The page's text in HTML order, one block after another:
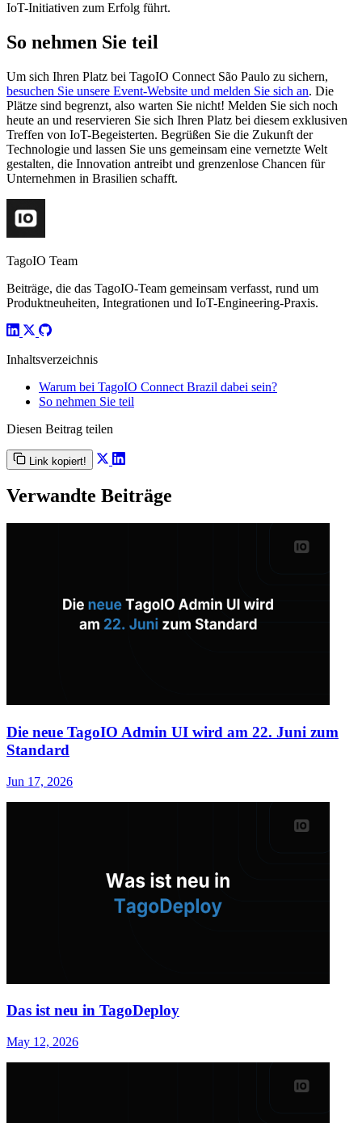
IoT-Initiativen zum Erfolg führt.
So nehmen Sie teil
Um sich Ihren Platz bei TagoIO Connect São Paulo zu sichern,
besuchen Sie unsere Event-Website und melden Sie sich an. Die
Plätze sind begrenzt, also warten Sie nicht! Melden Sie sich noch
heute an und reservieren Sie sich Ihren Platz bei diesem exklusiven
Treffen von IoT-Begeisterten. Begrüßen Sie die Zukunft der
Technologie und lassen Sie uns gemeinsam eine vernetzte Welt
gestalten, die Innovation antreibt und grenzenlose Chancen für
Unternehmen in Brasilien schafft.
TagoIO Team
Beiträge, die das TagoIO-Team gemeinsam verfasst, rund um
Produktneuheiten, Integrationen und IoT-Engineering-Praxis.
Inhaltsverzeichnis
Warum bei TagoIO Connect Brazil dabei sein?
So nehmen Sie teil
Diesen Beitrag teilen
Link kopiert!
Verwandte Beiträge
Die neue TagoIO Admin UI wird am 22. Juni zum
Standard
Jun 17, 2026
Das ist neu in TagoDeploy
May 12, 2026